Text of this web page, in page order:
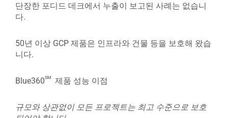
단장한 포디드 데크에서 누출이 보고된 사례는 없습니
다.
50년 이상 GCP 제품은 인프라와 건물 등을 보호해 왔습
니다.
Blue360sm 제품 성능 이점
규모와 상관없이 모든 프로젝트는 최고 수준으로 보호